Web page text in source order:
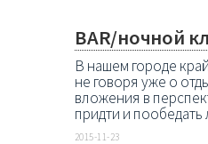
BAR/ночной
В нашем городе
не говоря уже о
вложения в
придти и
2015-11-23